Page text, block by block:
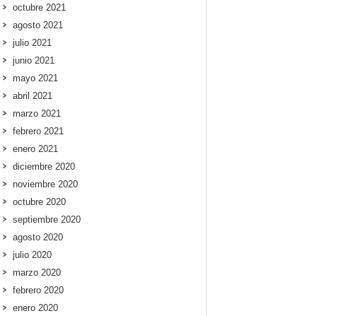
octubre 2021
agosto 2021
julio 2021
junio 2021
mayo 2021
abril 2021
marzo 2021
febrero 2021
enero 2021
diciembre 2020
noviembre 2020
octubre 2020
septiembre 2020
agosto 2020
julio 2020
marzo 2020
febrero 2020
enero 2020